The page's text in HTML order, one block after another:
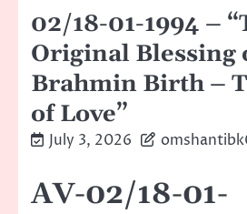
02/18-01-1994 –
Original Blessing
Brahmin Birth –
of Love”
July 3, 2026
AV-02/18-01-